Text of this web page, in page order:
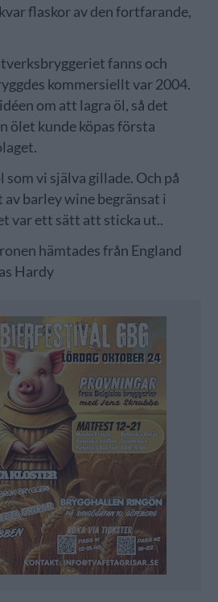
flaskor av den fortfarande,
fanns och
kommersiellt var 2004.
om att lagra öl, så det
ölet kunde köpas första
som vi själva gillade. Och på
barley wine begränsat i
var ett sätt att sticka ut..
hämtades från England
Hardy